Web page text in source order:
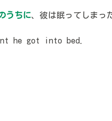
うちに、彼は眠ってしまっ
he got into bed.